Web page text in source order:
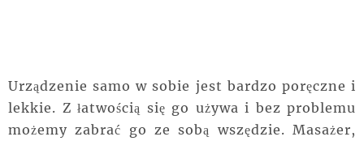
Urządzenie samo w sobie jest bardzo poręczne i
lekkie. Z łatwością się go używa i bez problemu
możemy zabrać go ze sobą wszędzie. Masażer,